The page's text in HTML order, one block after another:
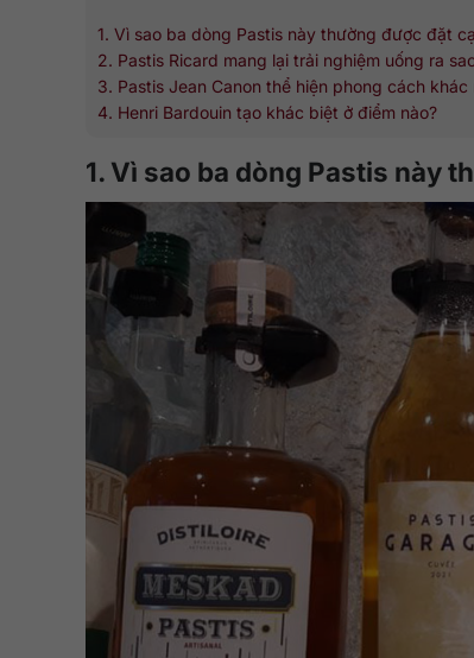
1. Vì sao ba dòng Pastis này thường được đặt
2. Pastis Ricard mang lại trải nghiệm uống ra
3. Pastis Jean Canon thể hiện phong cách khác
4. Henri Bardouin tạo khác biệt ở điểm nào?
1. Vì sao ba dòng Pastis này